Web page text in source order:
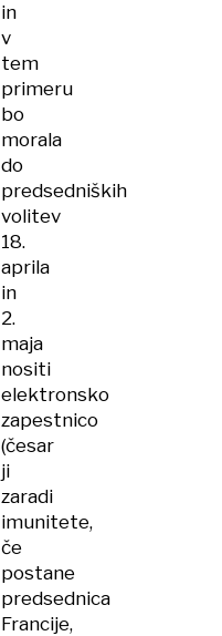
in
v
tem
primeru
bo
morala
do
predsedniških
volitev
18.
aprila
in
2.
maja
nositi
elektronsko
zapestnico
(česar
ji
zaradi
imunitete,
če
postane
predsednica
Francije,